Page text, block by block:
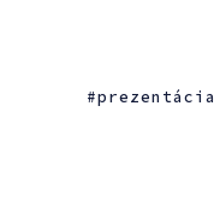
prezentácia